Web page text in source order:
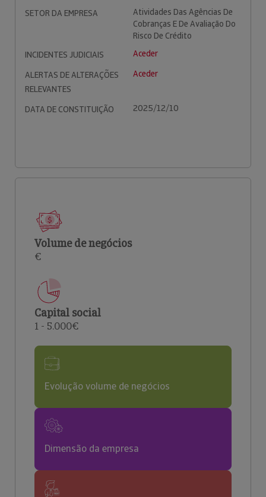
SETOR DA EMPRESA
Atividades Das Agências De
Cobranças E De Avaliação Do
Risco De Crédito
INCIDENTES JUDICIAIS
Aceder
ALERTAS DE ALTERAÇÕES
RELEVANTES
Aceder
DATA DE CONSTITUIÇÃO 2025/12/10
Volume de negócios
€
Capital social
1 - 5.000€
Evolução volume de negócios
Dimensão da empresa